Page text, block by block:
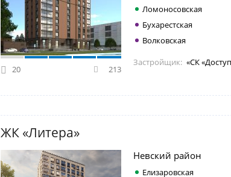
213
20
Ломоносовская
Бухарестская
Волковская
Застройщик: «СК
ЖК «Литера»
Невский район
Елизаровская